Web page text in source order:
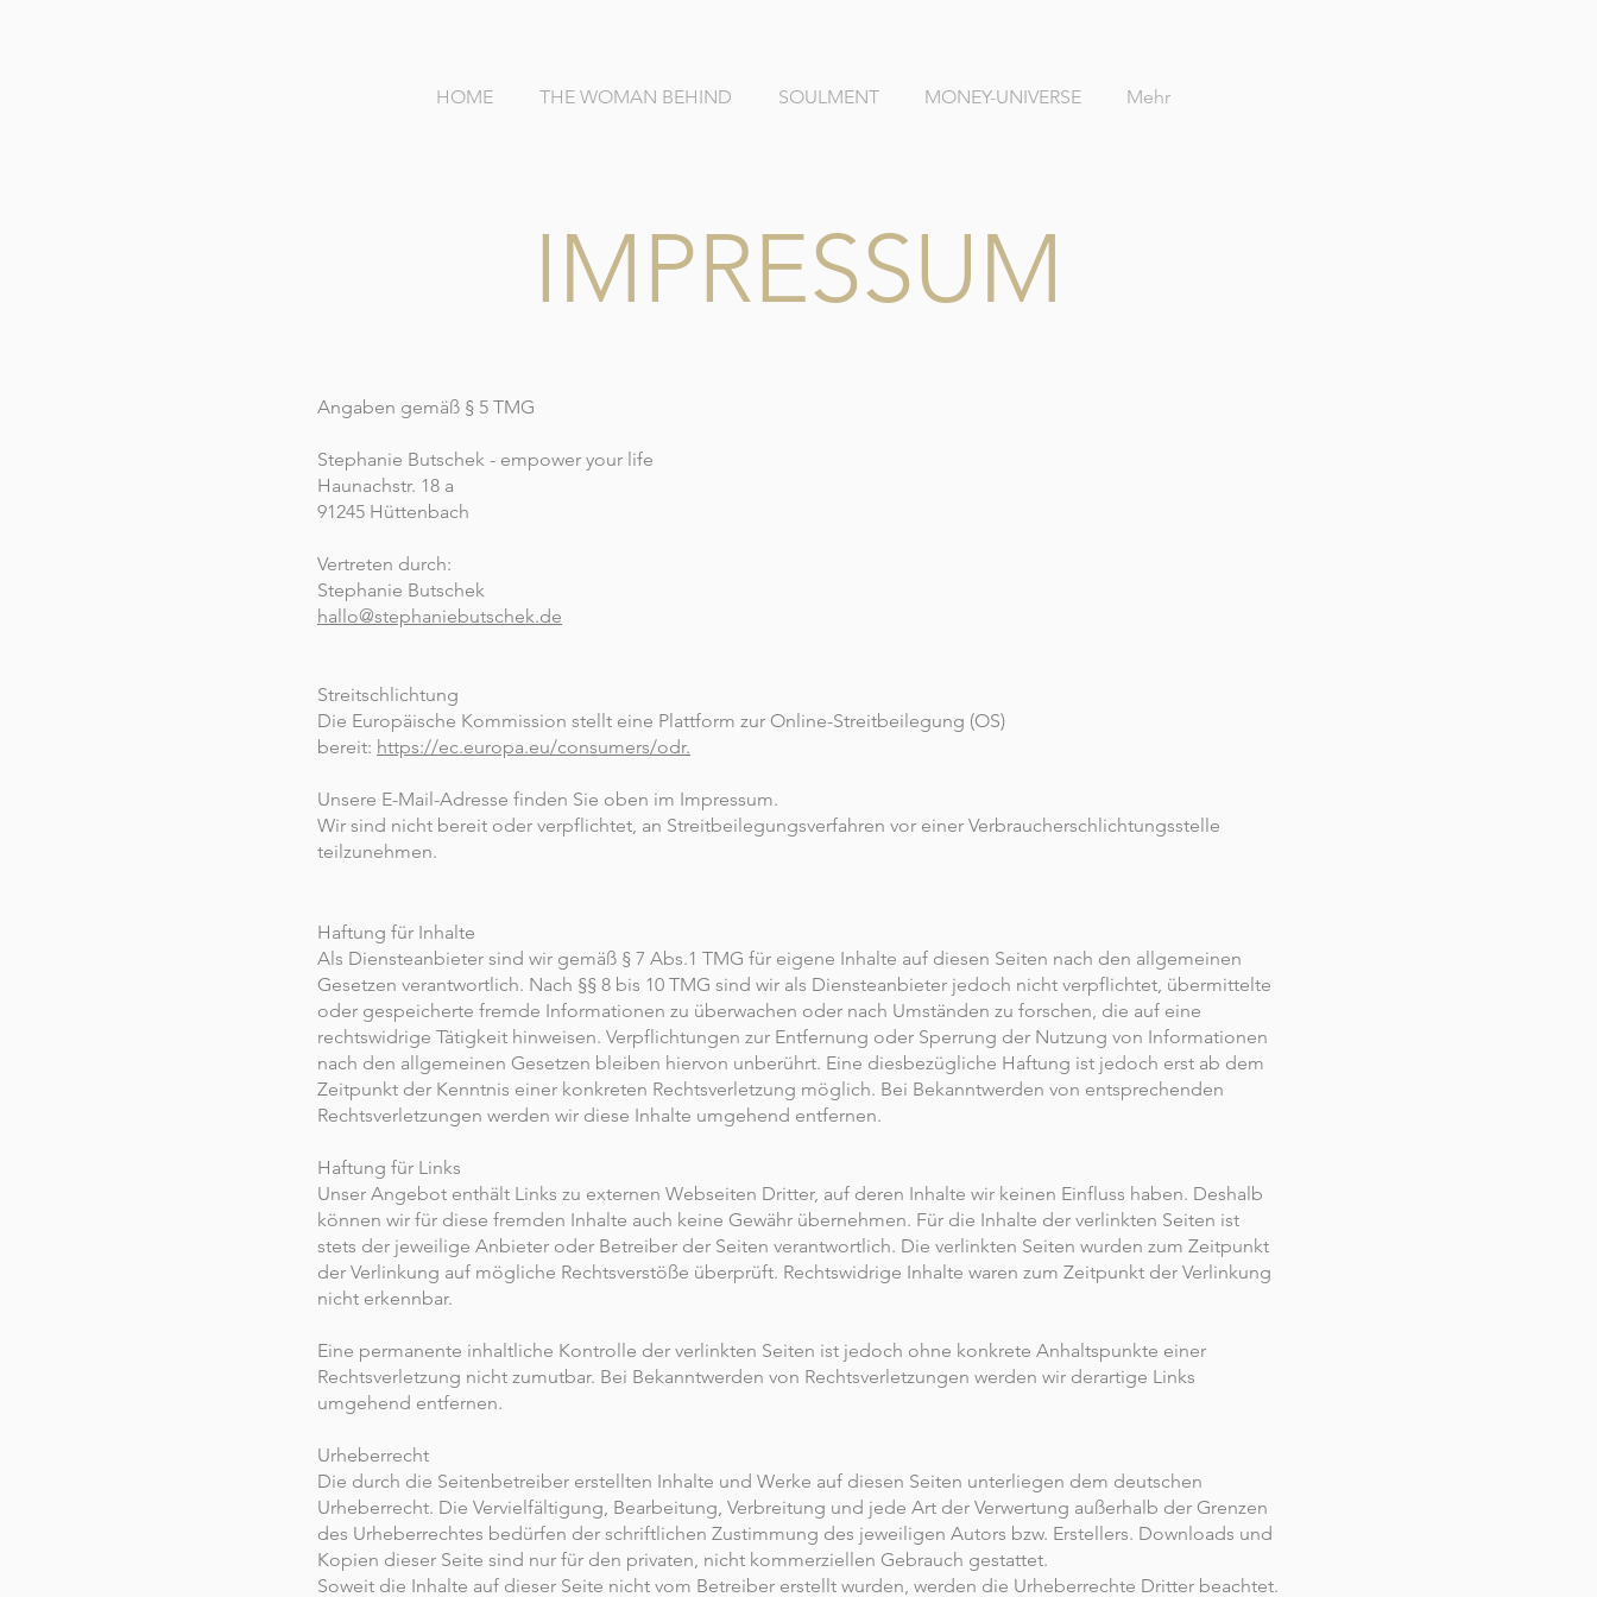
HOME THE WOMAN BEHIND SOULMENT MONEY-UNIVERSE Mehr
IMPRESSUM
Angaben gemäß § 5 TMG
Stephanie Butschek - empower your life
Haunachstr. 18 a
91245 Hüttenbach
Vertreten durch:
Stephanie Butschek
hallo@stephaniebutschek.de
Streitschlichtung
Die Europäische Kommission stellt eine Plattform zur Online-Streitbeilegung (OS)
bereit: https://ec.europa.eu/consumers/odr.
Unsere E-Mail-Adresse finden Sie oben im Impressum.
Wir sind nicht bereit oder verpflichtet, an Streitbeilegungsverfahren vor einer Verbraucherschlichtungsstelle
teilzunehmen.
Haftung für Inhalte
Als Diensteanbieter sind wir gemäß § 7 Abs.1 TMG für eigene Inhalte auf diesen Seiten nach den allgemeinen
Gesetzen verantwortlich. Nach §§ 8 bis 10 TMG sind wir als Diensteanbieter jedoch nicht verpflichtet, übermittelte
oder gespeicherte fremde Informationen zu überwachen oder nach Umständen zu forschen, die auf eine
rechtswidrige Tätigkeit hinweisen. Verpflichtungen zur Entfernung oder Sperrung der Nutzung von Informationen
nach den allgemeinen Gesetzen bleiben hiervon unberührt. Eine diesbezügliche Haftung ist jedoch erst ab dem
Zeitpunkt der Kenntnis einer konkreten Rechtsverletzung möglich. Bei Bekanntwerden von entsprechenden
Rechtsverletzungen werden wir diese Inhalte umgehend entfernen.
Haftung für Links
Unser Angebot enthält Links zu externen Webseiten Dritter, auf deren Inhalte wir keinen Einfluss haben. Deshalb
können wir für diese fremden Inhalte auch keine Gewähr übernehmen. Für die Inhalte der verlinkten Seiten ist
stets der jeweilige Anbieter oder Betreiber der Seiten verantwortlich. Die verlinkten Seiten wurden zum Zeitpunkt
der Verlinkung auf mögliche Rechtsverstöße überprüft. Rechtswidrige Inhalte waren zum Zeitpunkt der Verlinkung
nicht erkennbar.
Eine permanente inhaltliche Kontrolle der verlinkten Seiten ist jedoch ohne konkrete Anhaltspunkte einer
Rechtsverletzung nicht zumutbar. Bei Bekanntwerden von Rechtsverletzungen werden wir derartige Links
umgehend entfernen.
Urheberrecht
Die durch die Seitenbetreiber erstellten Inhalte und Werke auf diesen Seiten unterliegen dem deutschen
Urheberrecht. Die Vervielfältigung, Bearbeitung, Verbreitung und jede Art der Verwertung außerhalb der Grenzen
des Urheberrechtes bedürfen der schriftlichen Zustimmung des jeweiligen Autors bzw. Erstellers. Downloads und
Kopien dieser Seite sind nur für den privaten, nicht kommerziellen Gebrauch gestattet.
Soweit die Inhalte auf dieser Seite nicht vom Betreiber erstellt wurden, werden die Urheberrechte Dritter beachtet.